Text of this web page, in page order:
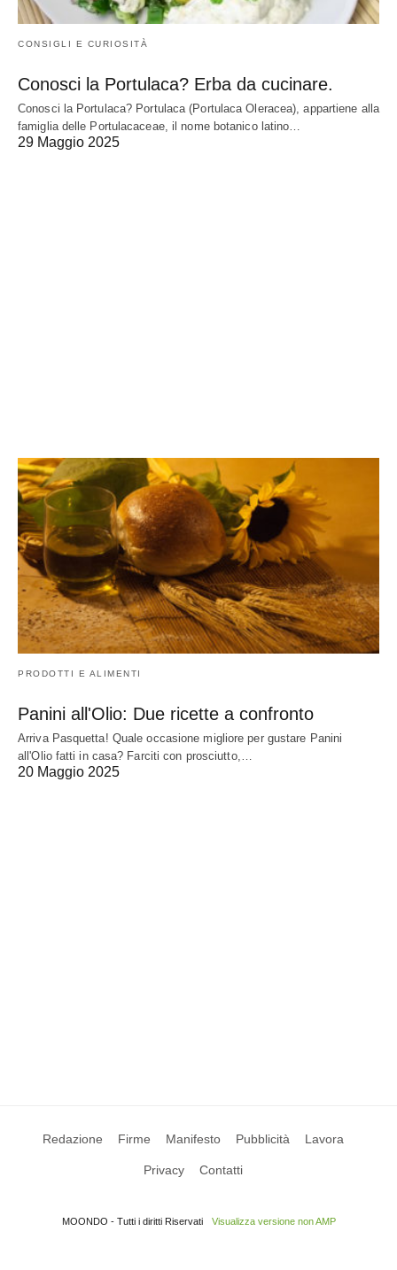
CONSIGLI E CURIOSITÀ
Conosci la Portulaca? Erba da cucinare.
Conosci la Portulaca? Portulaca (Portulaca Oleracea), appartiene alla
famiglia delle Portulacaceae, il nome botanico latino…
29 Maggio 2025
PRODOTTI E ALIMENTI
Panini all'Olio: Due ricette a confronto
Arriva Pasquetta! Quale occasione migliore per gustare Panini
all'Olio fatti in casa? Farciti con prosciutto,…
20 Maggio 2025
Redazione Firme Manifesto Pubblicità Lavora
Privacy Contatti
MOONDO - Tutti i diritti Riservati Visualizza versione non AMP